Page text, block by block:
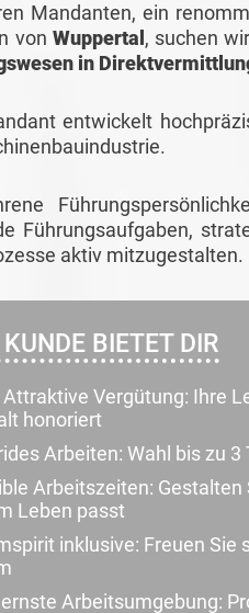
Mandanten, ein
von Wuppertal , suchen
in
entwickelt
Führungsaufgaben,
aktiv mitzugestalten.
BIETET DIR
Attraktive Vergütung: Ihre
honoriert
Arbeiten: Wahl bis zu
Arbeitszeiten:
Leben passt
inklusive: Freuen
Arbeitsumgebung: